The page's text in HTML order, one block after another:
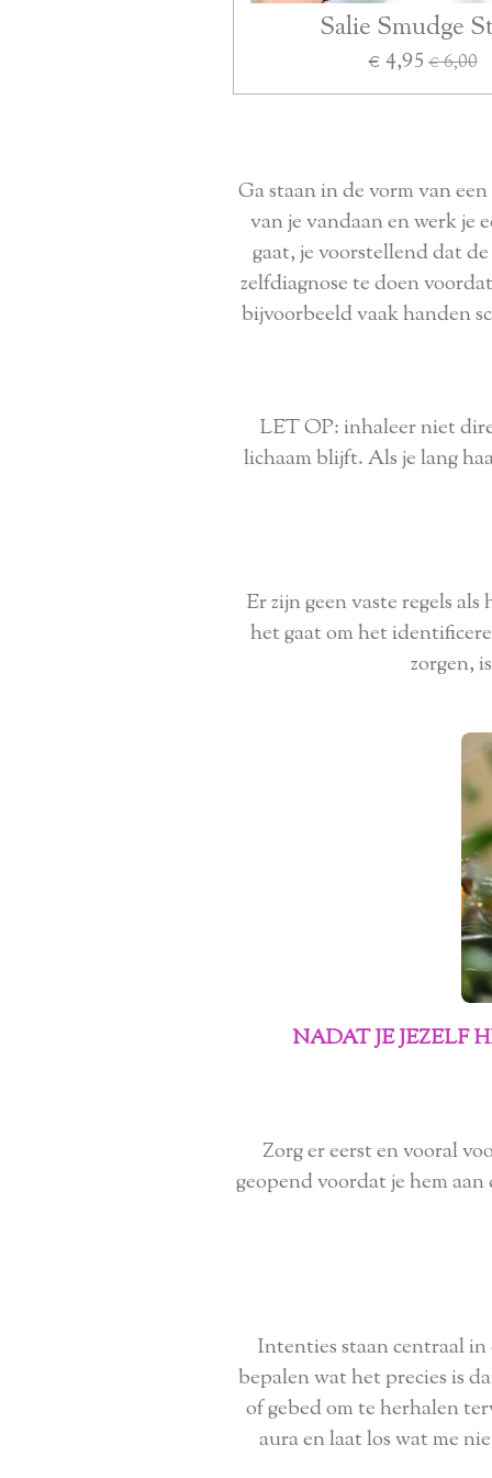
Salie Smudge
€ 4,95€ 6,00
Ga staan in de vorm van
van je vandaan en werk je
gaat, je voorstellend dat
zelfdiagnose te doen
bijvoorbeeld vaak handen
LET OP: inhaleer niet
lichaam blijft. Als je lang
Er zijn geen vaste regels
het gaat om het
zorgen,
NADAT JE JEZELF
Zorg er eerst en vooral
geopend voordat je hem
Intenties staan centraal
bepalen wat het precies is
of gebed om te herhalen
aura en laat los wat me